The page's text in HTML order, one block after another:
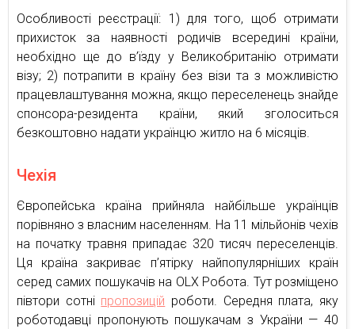
Особливості реєстрації: 1) для того, щоб отримати
прихисток за наявності родичів всередині країни,
необхідно ще до в’їзду у Великобританію отримати
візу; 2) потрапити в країну без візи та з можливістю
працевлаштування можна, якщо переселенець знайде
спонсора-резидента країни, який зголоситься
безкоштовно надати українцю житло на 6 місяців.
Чехія
Європейська країна прийняла найбільше українців
порівняно з власним населенням. На 11 мільйонів чехів
на початку травня припадає 320 тисяч переселенців.
Ця країна закриває п’ятірку найпопулярніших країн
серед самих пошукачів на OLX Робота. Тут розміщено
півтори сотні пропозицій роботи. Середня плата, яку
роботодавці пропонують пошукачам з України — 40